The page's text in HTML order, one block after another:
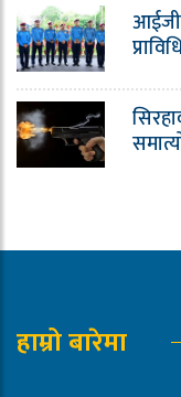
हाम्रो बारेमा